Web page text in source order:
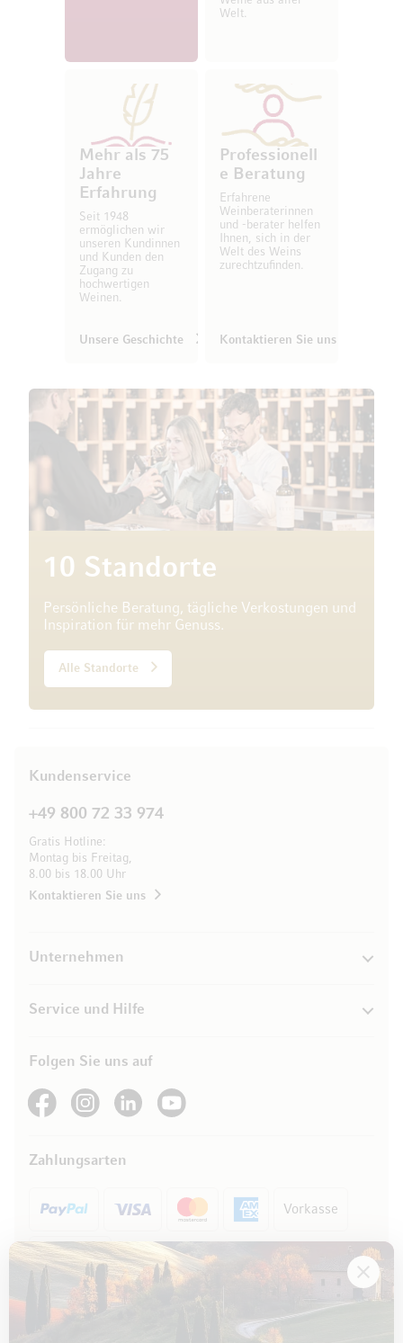
Welt.
Mehr als 75
Jahre
Erfahrung
Seit 1948
ermöglichen wir
unseren Kundinnen
und Kunden den
Zugang zu
hochwertigen
Weinen.
Unsere Geschichte
Professionell
e Beratung
Erfahrene
Weinberaterinnen
und -berater helfen
Ihnen, sich in der
Welt des Weins
zurechtzufinden.
Kontaktieren Sie uns
10 Standorte
Persönliche Beratung, tägliche Verkostungen und
Inspiration für mehr Genuss.
Alle Standorte
Kundenservice
+49 800 72 33 974
Gratis Hotline:
Montag bis Freitag,
8.00 bis 18.00 Uhr
Kontaktieren Sie uns
Unternehmen
Service und Hilfe
Folgen Sie uns auf
See our FacebookSee our Instagram account
See our LinkedInSee our YouTube channel
Zahlungsarten
Vorkasse
Rechnung